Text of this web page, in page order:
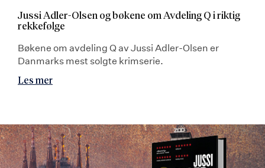
Jussi Adler-Olsen og bøkene om Avdeling Q i riktig
rekkefølge
Bøkene om avdeling Q av Jussi Adler-Olsen er
Danmarks mest solgte krimserie.
Les mer